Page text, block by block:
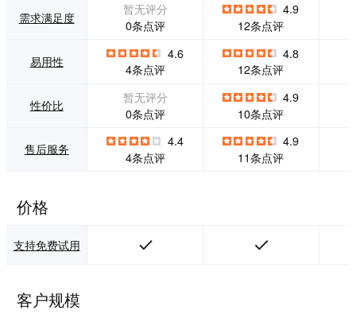
需求满足度
暂无评分
0条点评
4.9
12条点评
易用性
4.6
4条点评
4.8
12条点评
性价比
暂无评分
0条点评
4.9
10条点评
售后服务
4.4
4条点评
4.9
11条点评
价格
支持免费试用
客户规模